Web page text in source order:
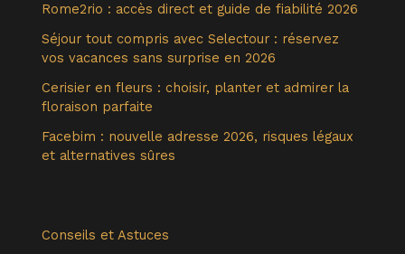
Rome2rio : accès direct et guide de fiabilité 2026
Séjour tout compris avec Selectour : réservez
vos vacances sans surprise en 2026
Cerisier en fleurs : choisir, planter et admirer la
floraison parfaite
Facebim : nouvelle adresse 2026, risques légaux
et alternatives sûres
Conseils et Astuces